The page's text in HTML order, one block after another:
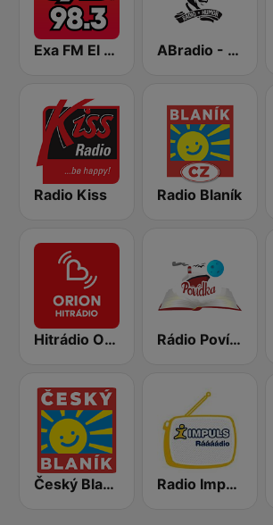
Exa FM El Paso ABradio - Humor
Radio Kiss Radio Blaník
Hitrádio Orion Rádio Povídka
Český Blaník Radio Impuls